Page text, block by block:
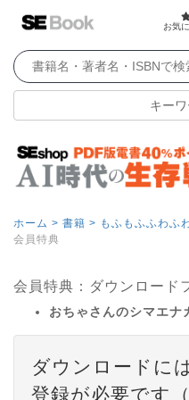
お気
キー
ホーム > 書籍 > もふもふふわふ
会員特典
会員特典：ダウンロード
おちゃさんのシマエナ
ダウンロードに
登録が必要です（